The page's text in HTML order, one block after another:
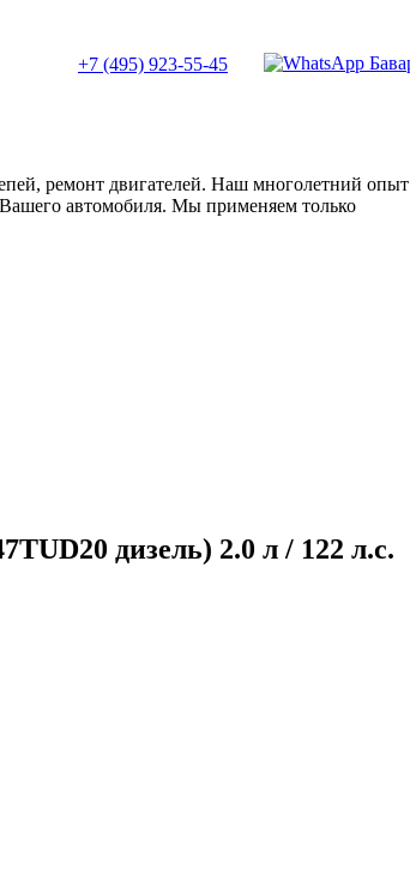
+7 (495) 923-55-45
ремонт двигателей. Наш многолетний опыт
Вашего автомобиля. Мы применяем только
дизель) 2.0 л / 122 л.с.